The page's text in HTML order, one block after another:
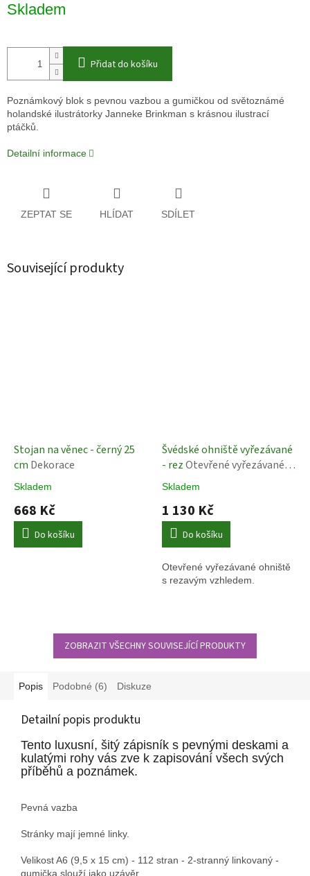
cena:
Skladem
Přidat do košíku
Poznámkový blok s pevnou vazbou a gumičkou od světoznámé
holandské ilustrátorky Janneke Brinkman s krásnou ilustrací
ptáčků.
Detailní informace
ZEPTAT SE HLÍDAT SDÍLET
Související produkty
Stojan na věnec - černý 25
cm Dekorace
Skladem
668 Kč
Do košíku
Švédské ohniště vyřezávané
- rezOtevřené vyřezávané
ohniště
Skladem
1 130 Kč
Do košíku
Otevřené vyřezávané ohniště
s rezavým vzhledem.
ZOBRAZIT VŠECHNY SOUVISEJÍCÍ PRODUKTY
Popis Podobné (6) Diskuze
Detailní popis produktu
Tento luxusní, šitý zápisník s pevnými deskami a
kulatými rohy vás zve k zapisování všech svých
příběhů a poznámek.
Pevná vazba
Stránky mají jemné linky.
Velikost A6 (9,5 x 15 cm) - 112 stran - 2-stranný linkovaný -
gumička slouží jako uzávěr